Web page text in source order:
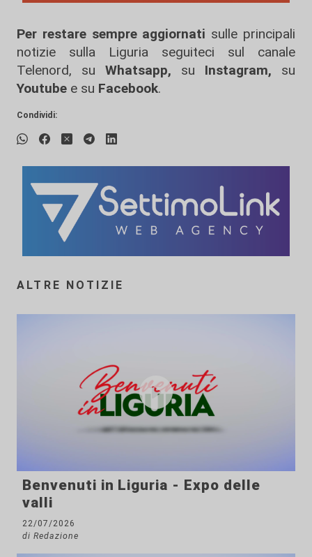
Per restare sempre aggiornati sulle principali
notizie sulla Liguria seguiteci sul canale
Telenord, su
Whatsapp, su Instagram, su
Youtube e su Facebook.
Condividi:
ALTRE NOTIZIE
Benvenuti in Liguria - Expo delle
valli
22/07/2026
di Redazione